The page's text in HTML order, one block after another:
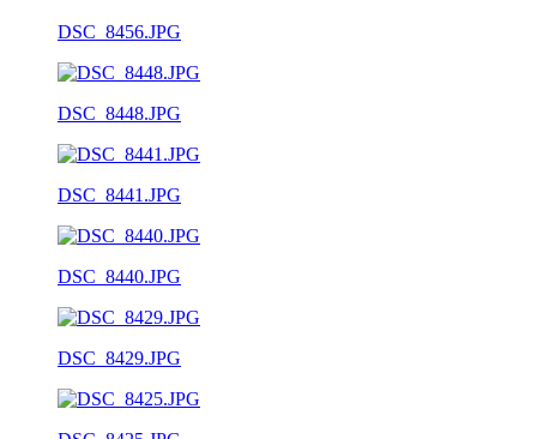
DSC_8456.JPG
DSC_8448.JPG
DSC_8441.JPG
DSC_8440.JPG
DSC_8429.JPG